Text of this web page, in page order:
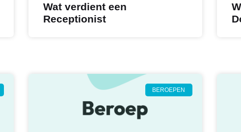
Wat verdient een
Receptionist
BEROEPEN